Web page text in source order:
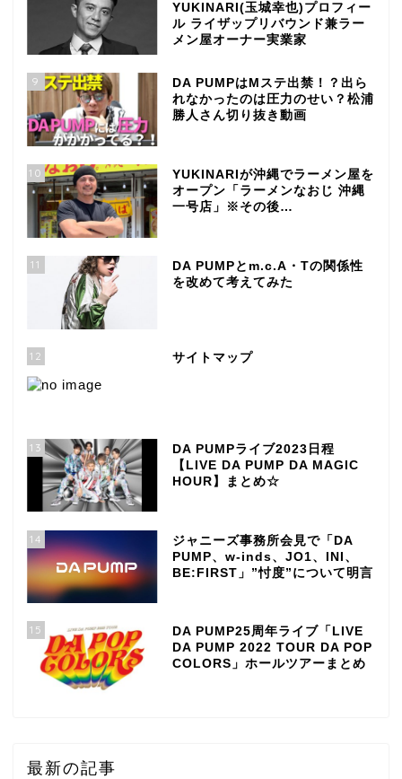
YUKINARI(玉城幸也)プロフィー
ル ライザップリバウンド兼ラー
メン屋オーナー実業家
9
DA PUMPはMステ出禁！？出ら
れなかったのは圧力のせい？松浦
勝人さん切り抜き動画
10
YUKINARIが沖縄でラーメン屋を
オープン「ラーメンなおじ 沖縄
一号店」※その後…
11
DA PUMPとm.c.A・Tの関係性
を改めて考えてみた
12 サイトマップ
13
DA PUMPライブ2023日程
【LIVE DA PUMP DA MAGIC
HOUR】まとめ☆
14
ジャニーズ事務所会見で「DA
PUMP、w-inds、JO1、INI、
BE:FIRST」”忖度”について明言
15
DA PUMP25周年ライブ「LIVE
DA PUMP 2022 TOUR DA POP
COLORS」ホールツアーまとめ
最新の記事